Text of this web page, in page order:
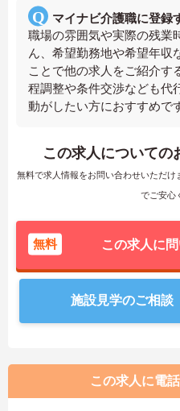
マイナビ介護職に登録
職場の雰囲気や実際の残業
ん、希望勤務地や希望年収
ことで他の求人をご紹介す
程調整や条件交渉なども代
動がしたい方におすすめで
この求人についての
無料で求人情報をお問い合わせいただ
でご安心
無料 この求人に
施設見学のご相談
この求人に電